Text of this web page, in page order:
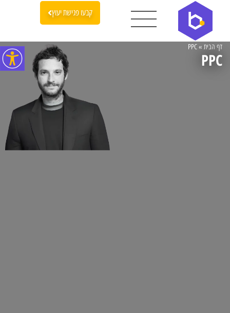
קבעו פגישת יעוץ
דף הבית »
PPC
PPC